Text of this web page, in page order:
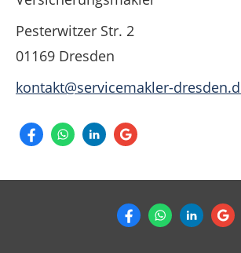
Pesterwitzer Str. 2
01169 Dresden
kontakt@servicemakler-